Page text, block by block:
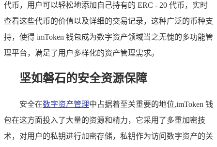
代币，用户可以轻松地添加自己持有的 ERC - 20 代币，实时
查看这些代币的价值以及详细的交易记录，这种广泛的币种支
持，使得 imToken 钱包成为数字资产领域当之无愧的多功能管
理平台，满足了用户多样化的资产管理需求。
坚如磐石的安全资源保障
安全在数字资产管理中占据着至关重要的地位,imToken 钱
包在这方面投入了大量的资源和精力，它采用了多重加密技
术，对用户的私钥进行加密存储，私钥作为访问数字资产的关